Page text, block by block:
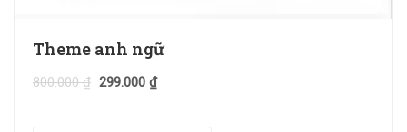
Theme anh ngữ
800.000₫ 299.000 ₫